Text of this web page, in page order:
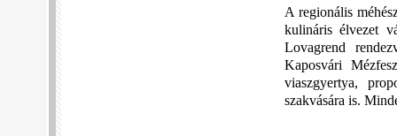
A regionális
kulináris élvezet
Lovagrend
Kaposvári
viaszgyertya,
szakvására is.